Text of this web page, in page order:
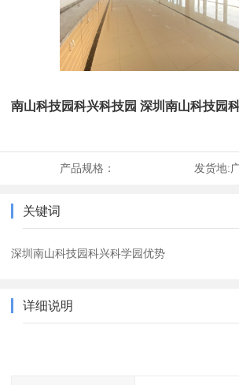
南山科技园科兴科技园 深圳南山科技园
产品规格： 发货地:
关键词
深圳南山科技园科兴科学园优势
详细说明